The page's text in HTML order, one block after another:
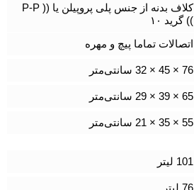
کلاف بدنه از جنس پلی پروپیلن یا (( P-P
)) گرید ۱۰
اتصالات تماما پیچ و مهره
76 × 45 × 32 سانتی‌متر
65 × 39 × 29 سانتی‌متر
55 × 35 × 21 سانتی‌متر
101 لیتر
76 لیتر